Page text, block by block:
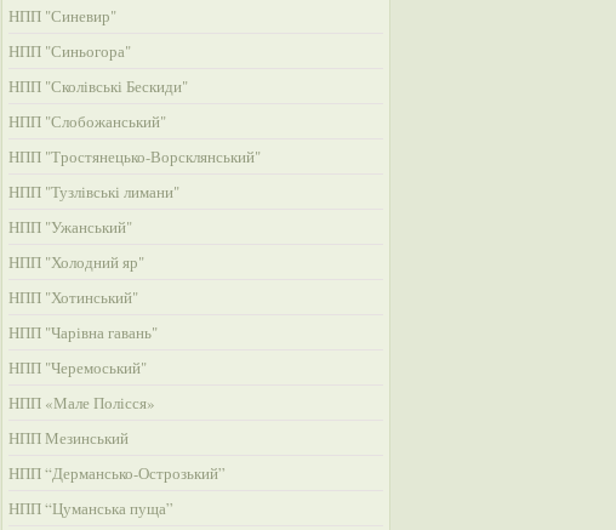
НПП "Синевир"
НПП "Синьогора"
НПП "Сколівські Бескиди"
НПП "Слобожанський"
НПП "Тростянецько-Ворсклянський"
НПП "Тузлівські лимани"
НПП "Ужанський"
НПП "Холодний яр"
НПП "Хотинський"
НПП "Чарівна гавань"
НПП "Черемоський"
НПП «Мале Полісся»
НПП Мезинський
НПП “Дермансько-Острозький”
НПП “Цуманська пуща”